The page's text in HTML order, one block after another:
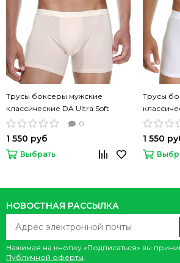
Трусы боксеры мужские
классические DA Ultra Soft
Boxer телесные однотонные
0
1 550 руб
Выбрать
Трусы
белые
1 550
НОВОСТНАЯ РАССЫЛКА
Нажимая на кнопку «Подписаться» вы
Публичной оферты.